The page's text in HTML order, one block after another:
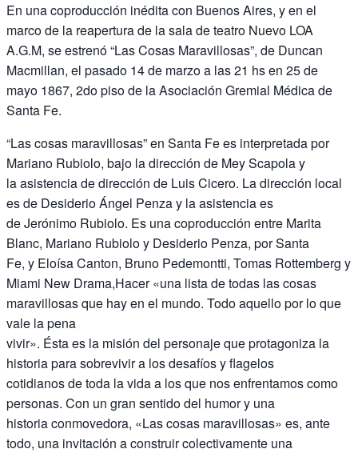
En una coproducción inédita con Buenos Aires, y en el
marco de la reapertura de la sala de teatro Nuevo LOA
A.G.M, se estrenó “Las Cosas Maravillosas”, de Duncan
Macmillan, el pasado 14 de marzo a las 21 hs en 25 de
mayo 1867, 2do piso de la Asociación Gremial Médica de
Santa Fe.
“Las cosas maravillosas” en Santa Fe es interpretada por
Mariano Rubiolo, bajo la dirección de Mey Scapola y
la asistencia de dirección de Luis Cicero. La dirección local
es de Desiderio Ángel Penza y la asistencia es
de Jerónimo Rubiolo. Es una coproducción entre Marita
Blanc, Mariano Rubiolo y Desiderio Penza, por Santa
Fe, y Eloísa Canton, Bruno Pedemontti, Tomas Rottemberg y
Miami New Drama,Hacer «una lista de todas las cosas
maravillosas que hay en el mundo. Todo aquello por lo que
vale la pena
vivir». Ésta es la misión del personaje que protagoniza la
historia para sobrevivir a los desafíos y flagelos
cotidianos de toda la vida a los que nos enfrentamos como
personas. Con un gran sentido del humor y una
historia conmovedora, «Las cosas maravillosas» es, ante
todo, una invitación a construir colectivamente una